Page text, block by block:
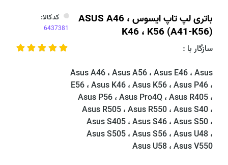
باتری لپ تاپ ایسوس ASUS A46 ،
K46 ، K56 (A41-K56)
سازگار با :
Asus A46 ، Asus A56 ، Asus E46 ، Asus
E56 ، Asus K46 ، Asus K56 ، Asus P46 ،
Asus P56 ، Asus Pro4Q ، Asus R405 ،
Asus R505 ، Asus R550 ، Asus S40 ،
Asus S405 ، Asus S46 ، Asus S50 ،
Asus S505 ، Asus S56 ، Asus U48 ،
Asus U58 ، Asus V550
کدکالا: